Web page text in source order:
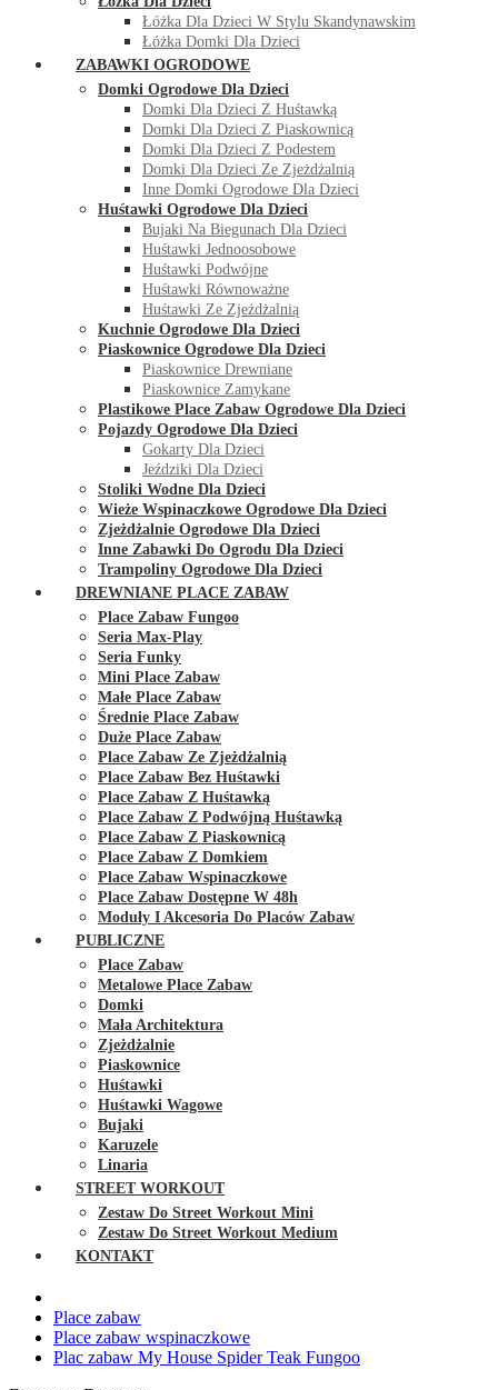
Łóżka Dla Dzieci W Stylu Skandynawskim
Łóżka Domki Dla Dzieci
ZABAWKI OGRODOWE
Domki Ogrodowe Dla Dzieci
Domki Dla Dzieci Z Huśtawką
Domki Dla Dzieci Z Piaskownicą
Domki Dla Dzieci Z Podestem
Domki Dla Dzieci Ze Zjeżdżalnią
Inne Domki Ogrodowe Dla Dzieci
Huśtawki Ogrodowe Dla Dzieci
Bujaki Na Biegunach Dla Dzieci
Huśtawki Jednoosobowe
Huśtawki Podwójne
Huśtawki Równoważne
Huśtawki Ze Zjeżdżalnią
Kuchnie Ogrodowe Dla Dzieci
Piaskownice Ogrodowe Dla Dzieci
Piaskownice Drewniane
Piaskownice Zamykane
Plastikowe Place Zabaw Ogrodowe Dla Dzieci
Pojazdy Ogrodowe Dla Dzieci
Gokarty Dla Dzieci
Jeździki Dla Dzieci
Stoliki Wodne Dla Dzieci
Wieże Wspinaczkowe Ogrodowe Dla Dzieci
Zjeżdżalnie Ogrodowe Dla Dzieci
Inne Zabawki Do Ogrodu Dla Dzieci
Trampoliny Ogrodowe Dla Dzieci
DREWNIANE PLACE ZABAW
Place Zabaw Fungoo
Seria Max-Play
Seria Funky
Mini Place Zabaw
Małe Place Zabaw
Średnie Place Zabaw
Duże Place Zabaw
Place Zabaw Ze Zjeżdżalnią
Place Zabaw Bez Huśtawki
Place Zabaw Z Huśtawką
Place Zabaw Z Podwójną Huśtawką
Place Zabaw Z Piaskownicą
Place Zabaw Z Domkiem
Place Zabaw Wspinaczkowe
Place Zabaw Dostępne W 48h
Moduły I Akcesoria Do Placów Zabaw
PUBLICZNE
Place Zabaw
Metalowe Place Zabaw
Domki
Mała Architektura
Zjeżdżalnie
Piaskownice
Huśtawki
Huśtawki Wagowe
Bujaki
Karuzele
Linaria
STREET WORKOUT
Zestaw Do Street Workout Mini
Zestaw Do Street Workout Medium
KONTAKT
Place zabaw
Place zabaw wspinaczkowe
Plac zabaw My House Spider Teak Fungoo